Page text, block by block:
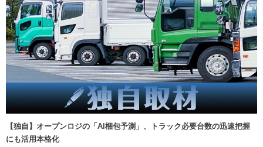
【独自】オープンロジの「AI梱包予測」、トラック必要台数の迅速把握
にも活用本格化